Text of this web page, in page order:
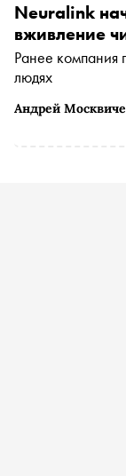
Андрей
Neuralink
вживление
Ранее компания
людях